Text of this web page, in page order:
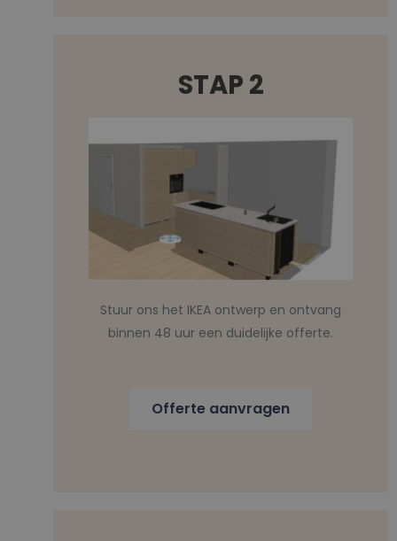
STAP 2
Stuur ons het IKEA ontwerp en ontvang
binnen 48 uur een duidelijke offerte.
Offerte aanvragen